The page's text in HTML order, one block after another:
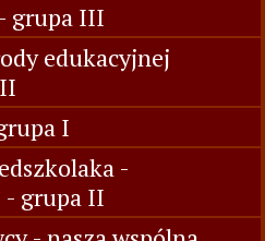
grupa III
edukacyjnej
I
-
- grupa II